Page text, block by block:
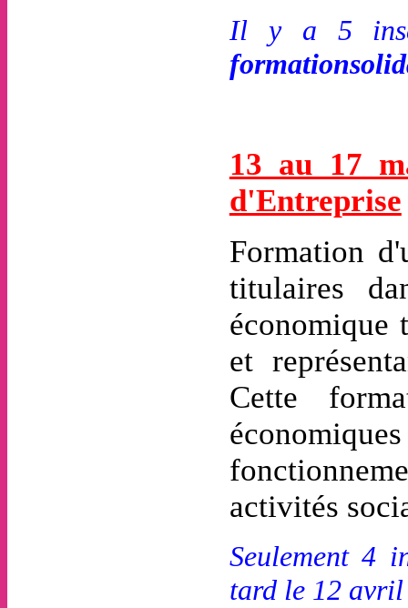
Il y a 5
13 au 17
d'Entreprise
Formation
titulaires
économique
et
Cette
activités
Seulement 4
tard le 12